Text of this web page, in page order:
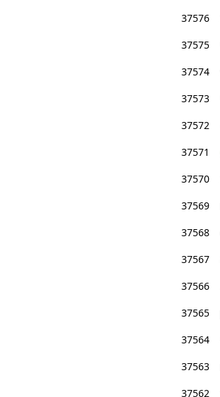
37576
37575
37574
37573
37572
37571
37570
37569
37568
37567
37566
37565
37564
37563
37562